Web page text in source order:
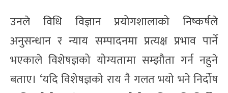
उनले विधि विज्ञान प्रयोगशालाको निष्कर्षले
अनुसन्धान र न्याय सम्पादनमा प्रत्यक्ष प्रभाव पार्ने
भएकाले विशेषज्ञको योग्यतामा सम्झौता गर्न नहुने
बताए। ‘यदि विशेषज्ञको राय नै गलत भयो भने निर्दोष